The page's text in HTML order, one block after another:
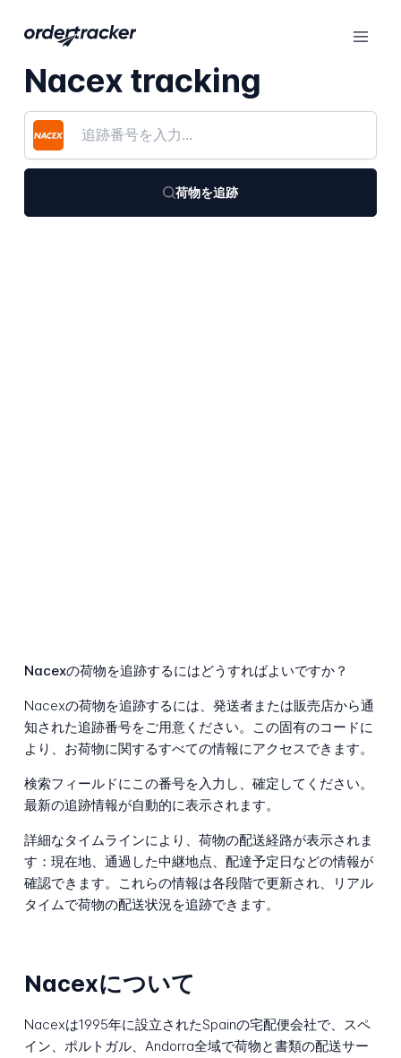
Nacex tracking
荷物を追跡
Nacexの荷物を追跡するにはどうすればよいですか？
Nacexの荷物を追跡するには、発送者または販売店から通
知された追跡番号をご用意ください。この固有のコードに
より、お荷物に関するすべての情報にアクセスできます。
検索フィールドにこの番号を入力し、確定してください。
最新の追跡情報が自動的に表示されます。
詳細なタイムラインにより、荷物の配送経路が表示されま
す：現在地、通過した中継地点、配達予定日などの情報が
確認できます。これらの情報は各段階で更新され、リアル
タイムで荷物の配送状況を追跡できます。
Nacexについて
Nacexは1995年に設立されたSpainの宅配便会社で、スペ
イン、ポルトガル、Andorra全域で荷物と書類の配送サー